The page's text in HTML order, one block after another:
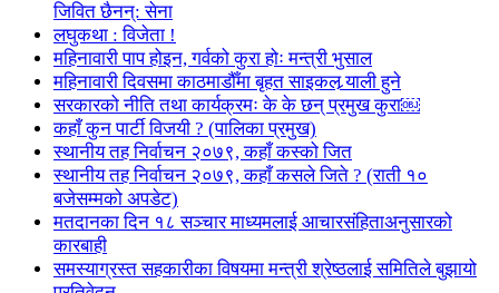
जिवित छैनन्: सेना
लघुकथा : विजेता !
महिनावारी पाप होइन, गर्वको कुरा होः मन्त्री भुसाल
महिनावारी दिवसमा काठमाडौँमा बृहत साइकल र्‍याली हुने
सरकारको नीति तथा कार्यक्रमः के के छन् प्रमुख कुरा￼
कहाँ कुन पार्टी विजयी ? (पालिका प्रमुख)
स्थानीय तह निर्वाचन २०७९, कहाँ कस्को जित
स्थानीय तह निर्वाचन २०७९, कहाँ कसले जिते ? (राती १०
बजेसम्मको अपडेट)
मतदानका दिन १८ सञ्चार माध्यमलाई आचारसंहिताअनुसारको
कारबाही
समस्याग्रस्त सहकारीका विषयमा मन्त्री श्रेष्ठलाई समितिले बुझायो